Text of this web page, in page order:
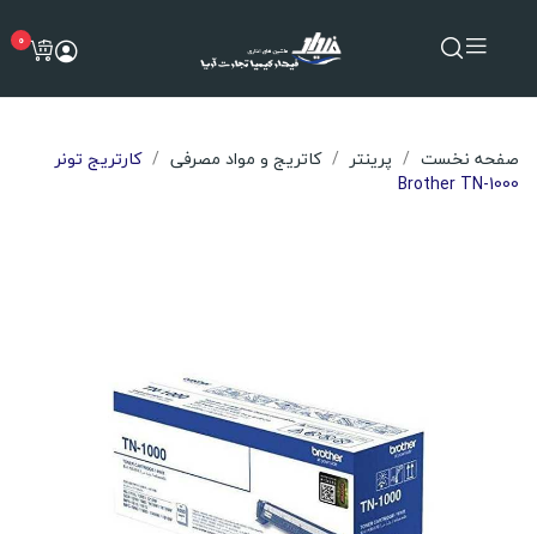
0
صفحه نخست پرینتر کاتریج و مواد مصرفی
کارتریج تونر
Brother TN-1000